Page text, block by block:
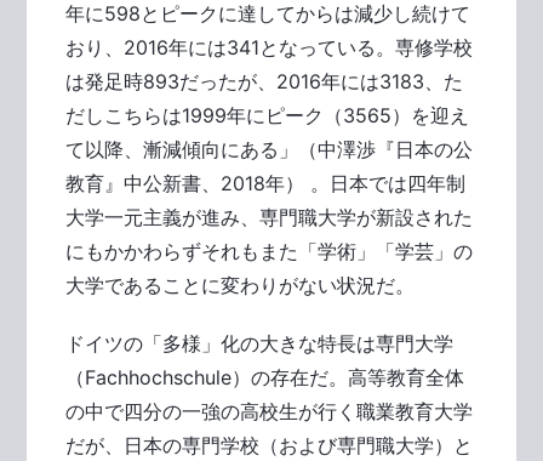
年に598とピークに達してからは減少し続けて
おり、2016年には341となっている。専修学校
は発足時893だったが、2016年には3183、た
だしこちらは1999年にピーク（3565）を迎え
て以降、漸減傾向にある」（中澤渉『日本の公
教育』中公新書、2018年） 。日本では四年制
大学一元主義が進み、専門職大学が新設された
にもかかわらずそれもまた「学術」「学芸」の
大学であることに変わりがない状況だ。
ドイツの「多様」化の大きな特長は専門大学
（Fachhochschule）の存在だ。高等教育全体
の中で四分の一強の高校生が行く職業教育大学
だが、日本の専門学校（および専門職大学）と